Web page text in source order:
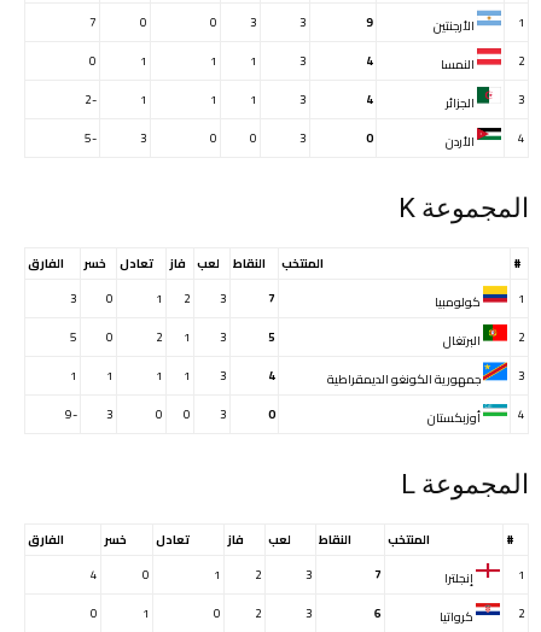
1
الأرجنتين 9
3
3
0
0
7
2
النمسا 4
3
1
1
1
0
3
الجزائر 4
3
1
1
1
-2
4
الأردن 0
3
0
0
3
-5
المجموعة K
# المنتخب النقاط لعب فاز تعادل خسر
الفارق
1
كولومبيا 7
3
2
1
0
3
2
البرتغال 5
3
1
2
0
5
3
جمهورية الكونغو الديمقراطية 4
3
1
1
1
1
4
أوزبكستان 0
3
0
0
3
-9
المجموعة L
# المنتخب النقاط لعب فاز تعادل خسر
الفارق
1
إنجلترا 7
3
2
1
0
4
2
كرواتيا 6
3
2
0
1
0